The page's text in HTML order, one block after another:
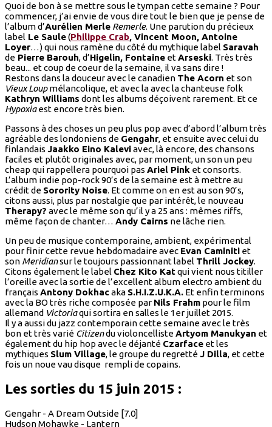
Quoi de bon à se mettre sous le tympan cette semaine ? Pour
commencer, j’ai envie de vous dire tout le bien que je pense de
l’album d’Aurélien Merle Remerle. Une parution du précieux
label Le Saule(Philippe Crab, Vincent Moon, Antoine
Loyer…) qui nous ramène du côté du mythique label Saravah
de Pierre Barouh, d’Higelin, Fontaine etArseski. Très très
beau... et coup de coeur de la semaine, il va sans dire !
Restons dans la douceur avec le canadien The Acorn et son
Vieux Loupmélancolique, et avec la avec la chanteuse folk
Kathryn Williams dont les albums déçoivent rarement. Et ce
Hypoxiaest encore très bien.
Passons à des choses un peu plus pop avec d’abord l’album très
agréable des londoniens de Gengahr, et ensuite avec celui du
finlandais Jaakko Eino Kaleviavec, là encore, des chansons
faciles et plutôt originales avec, par moment, un son un peu
cheap qui rappellera pourquoi pas Ariel Pink et consorts.
L’album indie pop-rock 90’s de la semaine est à mettre au
crédit de Sorority Noise. Et comme on en est au son 90’s,
citons aussi, plus par nostalgie que par intérêt, le nouveau
Therapy? avec le même son qu’il y a 25 ans : mêmes riffs,
même façon de chanter… Andy Cairns ne lâche rien.
Un peu de musique contemporaine, ambient, expérimental
pour finir cette revue hebdomadaire avec Evan Caminiti et
son Meridiansur le toujours passionnant label Thrill Jockey.
Citons également le label Chez Kito Katqui vient nous titiller
l’oreille avec la sortie de l’excellent album electro ambient du
français Antony Dokhacaka S.H.I.Z.U.K.A. Et enfin terminons
avec la BO très riche composée parNils Frahm pour le film
allemand Victoriaqui sortira en salles le 1er juillet 2015.
Il y a aussi du jazz contemporain cette semaine avec le très
bon et très varié Citizendu violoncellisteArtyom Manukyan et
également du hip hop avec le déjanté Czarface et les
mythiques Slum Village, le groupe du regretté J Dilla, et cette
fois un noue vau disque rempli de copains.
Les sorties du 15 juin 2015 :
Gengahr - A Dream Outside [7.0]
Hudson Mohawke - Lantern